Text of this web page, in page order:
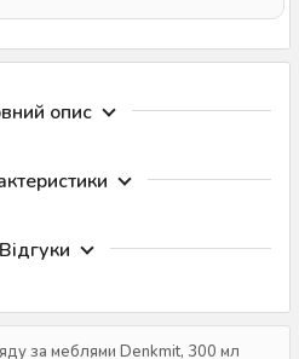
опис
Відгуки
за меблями Denkmit, 300 мл